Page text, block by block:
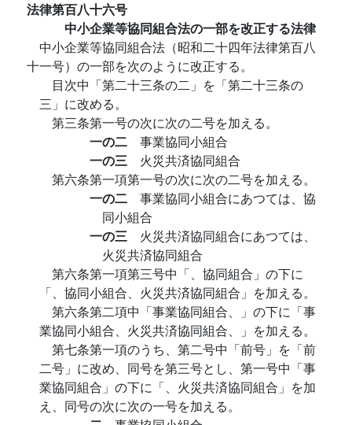
法律第百八十六号
中小企業等協同組合法の一部を改正する法律
中小企業等協同組合法（昭和二十四年法律第百八
十一号）の一部を次のように改正する。
目次中「第二十三条の二」を「第二十三条の
三」に改める。
第三条第一号の次に次の二号を加える。
一の二 事業協同小組合
一の三 火災共済協同組合
第六条第一項第一号の次に次の二号を加える。
一の二 事業協同小組合にあつては、協
同小組合
一の三 火災共済協同組合にあつては、
火災共済協同組合
第六条第一項第三号中「、協同組合」の下に
「、協同小組合、火災共済協同組合」を加える。
第六条第二項中「事業協同組合、」の下に「事
業協同小組合、火災共済協同組合、」を加える。
第七条第一項のうち、第二号中「前号」を「前
二号」に改め、同号を第三号とし、第一号中「事
業協同組合」の下に「、火災共済協同組合」を加
え、同号の次に次の一号を加える。